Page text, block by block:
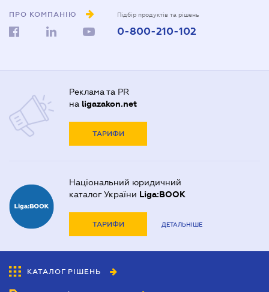
ПРО КОМПАНІЮ Підбір продуктів та рішень
0-800-210-102
Реклама та PR
на ligazakon.net
ТАРИФИ
Національний юридичний
каталог України Liga:BOOK
ТАРИФИ ДЕТАЛЬНІШЕ
КАТАЛОГ РІШЕНЬ